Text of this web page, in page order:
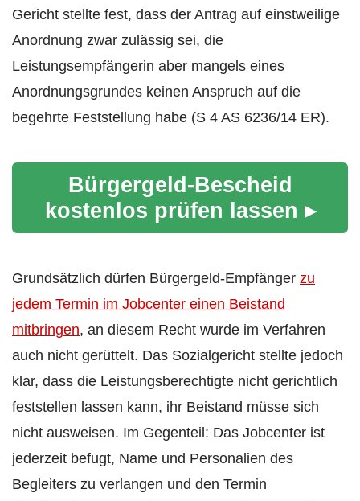
Gericht stellte fest, dass der Antrag auf einstweilige
Anordnung zwar zulässig sei, die
Leistungsempfängerin aber mangels eines
Anordnungsgrundes keinen Anspruch auf die
begehrte Feststellung habe (S 4 AS 6236/14 ER).
Bürgergeld-Bescheid
kostenlos prüfen lassen ▸
Grundsätzlich dürfen Bürgergeld-Empfänger zu
jedem Termin im Jobcenter einen Beistand
mitbringen, an diesem Recht wurde im Verfahren
auch nicht gerüttelt. Das Sozialgericht stellte jedoch
klar, dass die Leistungsberechtigte nicht gerichtlich
feststellen lassen kann, ihr Beistand müsse sich
nicht ausweisen. Im Gegenteil: Das Jobcenter ist
jederzeit befugt, Name und Personalien des
Begleiters zu verlangen und den Termin